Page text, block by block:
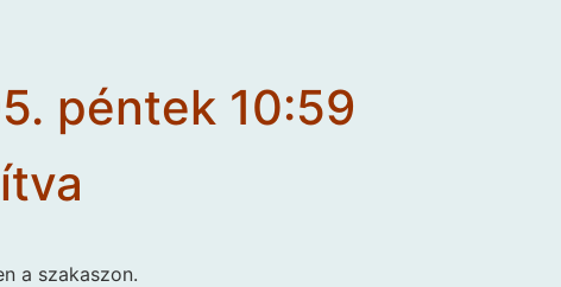
péntek 10:59
a szakaszon.